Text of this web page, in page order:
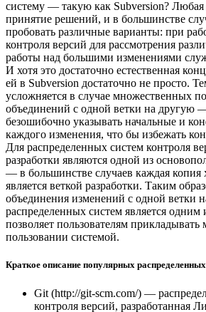
систему — такую как Subversion? Любая
принятие решений, и в большинстве
пробовать различные варианты: при
контроля версий для рассмотрения
работы над большими изменениями
И хотя это достаточно естественная
ей в Subversion достаточно не просто.
усложняется в случае множественных
объединений с одной ветки на другую
безошибочно указывать начальные и
каждого изменения, что бы избежать
Для распределенных систем контроля
разработки являются одной из
— в большинстве случаев каждая копия
является веткой разработки. Таким
объединения изменений с одной ветки
распределенных систем является одним
позволяет пользователям
пользовании системой.
Краткое описание популярных
Git (http://git-scm.com/) —
контроля версий, разработанная